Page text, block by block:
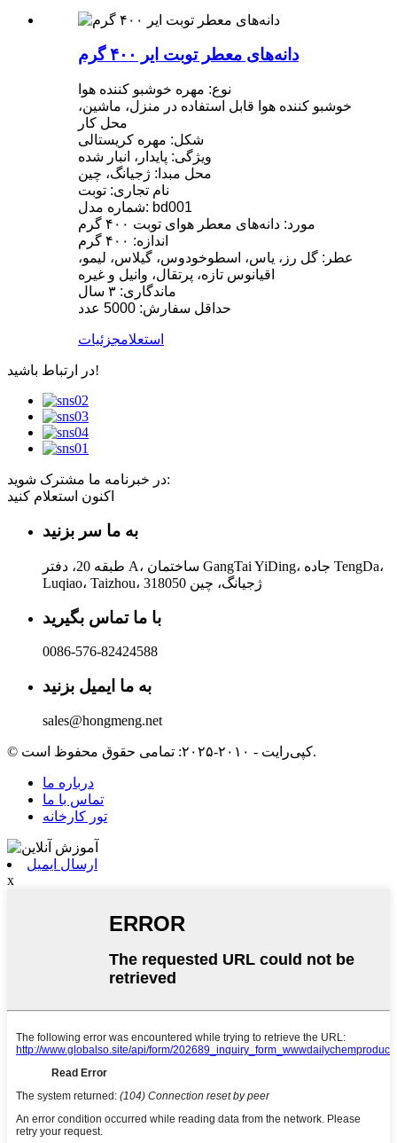
دانه‌های معطر توبت ایر ۴۰۰ گرم
نوع: مهره خوشبو کننده هوا
خوشبو کننده هوا قابل استفاده در منزل، ماشین،
محل کار
شکل: مهره کریستالی
ویژگی: پایدار، انبار شده
محل مبدا: ژجیانگ، چین
نام تجاری: توبت
شماره مدل: bd001
مورد: دانه‌های معطر هوای توبت ۴۰۰ گرم
اندازه: ۴۰۰ گرم
عطر: گل رز، یاس، اسطوخودوس، گیلاس، لیمو،
اقیانوس تازه، پرتقال، وانیل و غیره
ماندگاری: ۳ سال
حداقل سفارش: 5000 عدد
استعلامجزئیات
در ارتباط باشید!
در خبرنامه ما مشترک شوید:
اکنون استعلام کنید
به ما سر بزنید
طبقه 20، دفتر A، ساختمان GangTai YiDing، جاده TengDa،
Luqiao، Taizhou، ژجیانگ، چین 318050
با ما تماس بگیرید
0086-576-82424588
به ما ایمیل بزنید
sales@hongmeng.net
© کپی‌رایت - ۲۰۱۰-۲۰۲۵: تمامی حقوق محفوظ است.
درباره ما
تماس با ما
تور کارخانه
ارسال ایمیل
x